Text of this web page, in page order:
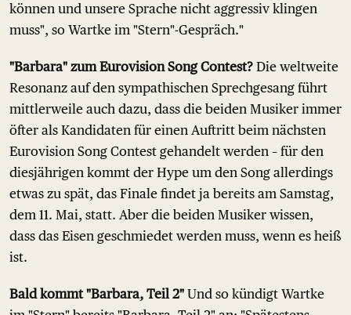
können und unsere Sprache nicht aggressiv klingen
muss", so Wartke im "Stern"-Gespräch."
"Barbara" zum Eurovision Song Contest? Die weltweite
Resonanz auf den sympathischen Sprechgesang führt
mittlerweile auch dazu, dass die beiden Musiker immer
öfter als Kandidaten für einen Auftritt beim nächsten
Eurovision Song Contest gehandelt werden – für den
diesjährigen kommt der Hype um den Song allerdings
etwas zu spät, das Finale findet ja bereits am Samstag,
dem 11. Mai, statt. Aber die beiden Musiker wissen,
dass das Eisen geschmiedet werden muss, wenn es heiß
ist.
Bald kommt "Barbara, Teil 2" Und so kündigt Wartke